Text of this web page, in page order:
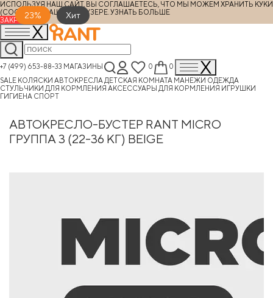
ИСПОЛЬЗУЯ НАШ САЙТ, ВЫ СОГЛАШАЕТЕСЬ, ЧТО МЫ МОЖЕМ ХРАНИТЬ КУКИ
(COOKIES) В ВАШЕМ БРАУЗЕРЕ. УЗНАТЬ БОЛЬШЕ
ЗАКРЫТЬ
+7 (499) 653-88-33 МАГАЗИНЫ 0
0
SALE КОЛЯСКИ АВТОКРЕСЛА ДЕТСКАЯ КОМНАТА МАНЕЖИ ОДЕЖДА
СТУЛЬЧИКИ ДЛЯ КОРМЛЕНИЯ АКСЕССУАРЫ ДЛЯ КОРМЛЕНИЯ ИГРУШКИ
ГИГИЕНА СПОРТ
АВТОКРЕСЛО-БУСТЕР RANT MICRO
ГРУППА 3 (22-36 КГ) BEIGE
23% Хит